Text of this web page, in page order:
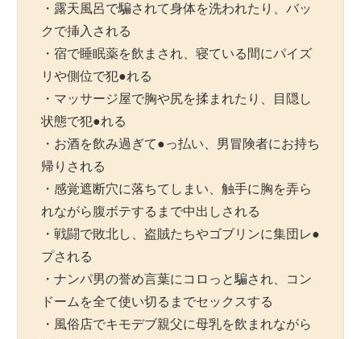
・露天風呂で騙されて身体を洗われたり、バッ
クで挿入される
・宿で睡眠薬を飲まされ、寝ている間にパイズ
リや側位で犯●れる
・マッサージ屋で胸や尻を揉まれたり、目隠し
状態で犯●れる
・お酒を飲み過ぎて●っ払い、男冒険者にお持ち
帰りされる
・感覚遮断穴に落ちてしまい、触手に胸を弄ら
れながら腹ボテするまで中出しされる
・戦闘で敗北し、盗賊たちやゴブリンに集団レ●
プされる
・ナンパ男の誉め言葉にコロっと騙され、コン
ドームを全て使い切るまでセックスする
・風俗店でキモデブ親父に母乳を飲まれながら